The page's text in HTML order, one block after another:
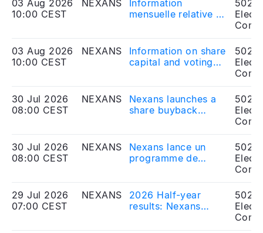
juillet 2026
03 Aug 2026
10:00 CEST
NEXANS
Information
mensuelle relative au
Juillet 2026
03 Aug 2026
10:00 CEST
NEXANS
Information on share
capital and voting
30 Jul 2026
08:00 CEST
NEXANS
Nexans launches a
share buyback
30 Jul 2026
08:00 CEST
NEXANS
Nexans lance un
programme de
29 Jul 2026
07:00 CEST
NEXANS
2026 Half-year
results: Nexans